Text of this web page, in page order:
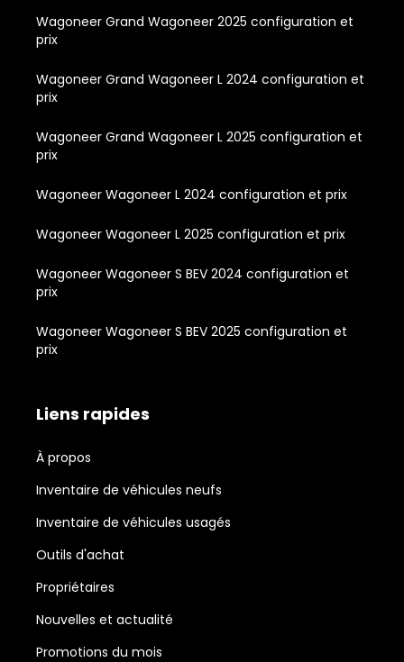
Wagoneer Grand Wagoneer 2025 configuration et
prix
Wagoneer Grand Wagoneer L 2024 configuration et
prix
Wagoneer Grand Wagoneer L 2025 configuration et
prix
Wagoneer Wagoneer L 2024 configuration et prix
Wagoneer Wagoneer L 2025 configuration et prix
Wagoneer Wagoneer S BEV 2024 configuration et
prix
Wagoneer Wagoneer S BEV 2025 configuration et
prix
Liens rapides
À propos
Inventaire de véhicules neufs
Inventaire de véhicules usagés
Outils d'achat
Propriétaires
Nouvelles et actualité
Promotions du mois